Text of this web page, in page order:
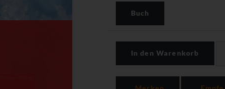
Buch
In den Warenkorb